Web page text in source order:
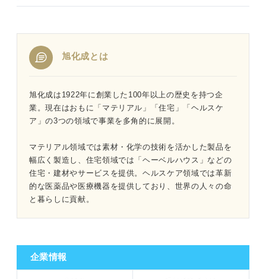
旭化成とは
旭化成は1922年に創業した100年以上の歴史を持つ企
業。現在はおもに「マテリアル」「住宅」「ヘルスケ
ア」の3つの領域で事業を多角的に展開。
マテリアル領域では素材・化学の技術を活かした製品を
幅広く製造し、住宅領域では「ヘーベルハウス」などの
住宅・建材やサービスを提供。ヘルスケア領域では革新
的な医薬品や医療機器を提供しており、世界の人々の命
と暮らしに貢献。
企業情報
1分でわかる旭化成
「旭化成がやばい」と言われる3つの理由｜プロが読み解
く
①年功序列で保守的な社風だから
②配属先によって全国転勤があるから
③過去最大の赤字となったから